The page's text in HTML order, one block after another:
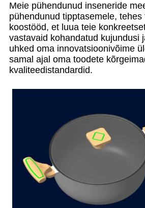
Meie pühendunud inseneride
pühendunud tipptasemele,
koostööd, et luua teie
vastavaid kohandatud kujundusi
uhked oma innovatsioonivõime
samal ajal oma toodete
kvaliteedistandardid.